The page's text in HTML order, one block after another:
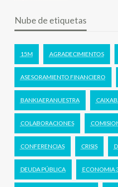
Nube de etiquetas
15M AGRADECIMIENTOS
ASESORAMIENTO FINANCIERO
BANKIAERANUESTRA
COLABORACIONES
CONFERENCIAS CRISIS
DEUDA PÚBLICA ECONOMIA